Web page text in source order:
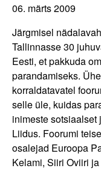
06. märts 2009
Järgmisel
Tallinnasse 30
Eesti, et pakkuda
parandamiseks.
korraldatavatel
selle üle, kuidas
inimeste
Liidus. Foorumi
osalejad Euroopa
Kelami, Siiri Oviiri